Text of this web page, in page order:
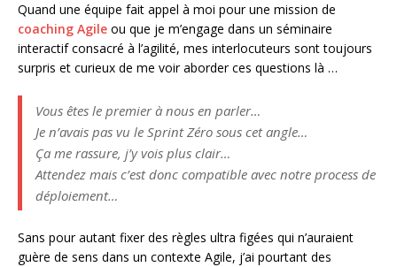
Quand une équipe fait appel à moi pour une mission de
coaching Agile ou que je m’engage dans un séminaire
interactif consacré à l’agilité, mes interlocuteurs sont toujours
surpris et curieux de me voir aborder ces questions là …
Vous êtes le premier à nous en parler…
Je n’avais pas vu le Sprint Zéro sous cet angle…
Ça me rassure, j’y vois plus clair…
Attendez mais c’est donc compatible avec notre process de
déploiement…
Sans pour autant fixer des règles ultra figées qui n’auraient
guère de sens dans un contexte Agile, j’ai pourtant des